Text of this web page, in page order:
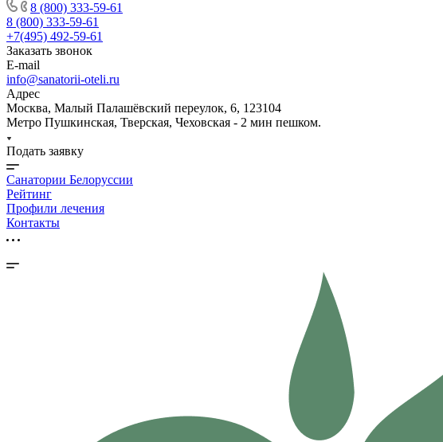
8 (800) 333-59-61
8 (800) 333-59-61
+7(495) 492-59-61
Заказать звонок
E-mail
info@sanatorii-oteli.ru
Адрес
Москва, Малый Палашёвский переулок, 6, 123104
Метро Пушкинская, Тверская, Чеховская - 2 мин пешком.
Подать заявку
Санатории Белоруссии
Рейтинг
Профили лечения
Контакты